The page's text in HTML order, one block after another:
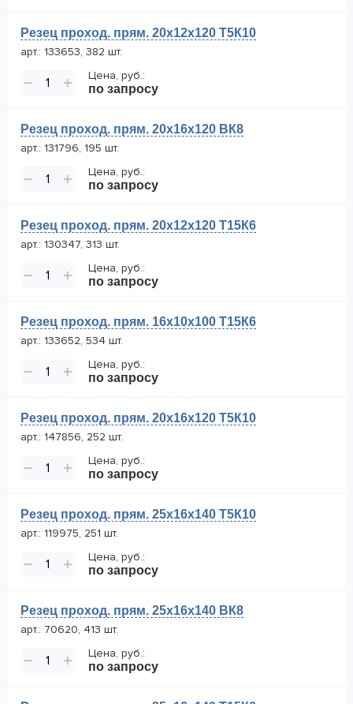
Резец проход. прям. 20х12х120 Т5К10
арт.: 133653, 382 шт.
− +
Цена, руб.:
по запросу
Резец проход. прям. 20х16х120 ВК8
арт.: 131796, 195 шт.
− +
Цена, руб.:
по запросу
Резец проход. прям. 20х12х120 Т15К6
арт.: 130347, 313 шт.
− +
Цена, руб.:
по запросу
Резец проход. прям. 16х10х100 Т15К6
арт.: 133652, 534 шт.
− +
Цена, руб.:
по запросу
Резец проход. прям. 20х16х120 Т5К10
арт.: 147856, 252 шт.
− +
Цена, руб.:
по запросу
Резец проход. прям. 25х16х140 Т5К10
арт.: 119975, 251 шт.
− +
Цена, руб.:
по запросу
Резец проход. прям. 25х16х140 ВК8
арт.: 70620, 413 шт.
− +
Цена, руб.:
по запросу